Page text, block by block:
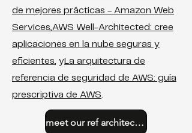
de mejores prácticas - Amazon Web
Services,AWS Well-Architected: cree
aplicaciones en la nube seguras y
eficientes, yLa arquitectura de
referencia de seguridad de AWS: guía
prescriptiva de AWS.
meet our ref architecture